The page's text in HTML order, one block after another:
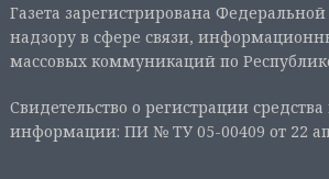
Газета зарегистрирована
надзору в сфере связи,
массовых коммуникаций по
Свидетельство о регистрации
информации: ПИ № ТУ 05-00409 от 22